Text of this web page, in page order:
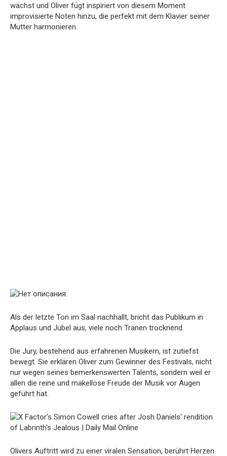
wächst und Oliver fügt inspiriert von diesem Moment
improvisierte Noten hinzu, die perfekt mit dem Klavier seiner
Mutter harmonieren.
Als der letzte Ton im Saal nachhallt, bricht das Publikum in
Applaus und Jubel aus, viele noch Tränen trocknend.
Die Jury, bestehend aus erfahrenen Musikern, ist zutiefst
bewegt. Sie erklären Oliver zum Gewinner des Festivals, nicht
nur wegen seines bemerkenswerten Talents, sondern weil er
allen die reine und makellose Freude der Musik vor Augen
geführt hat.
Olivers Auftritt wird zu einer viralen Sensation, berührt Herzen